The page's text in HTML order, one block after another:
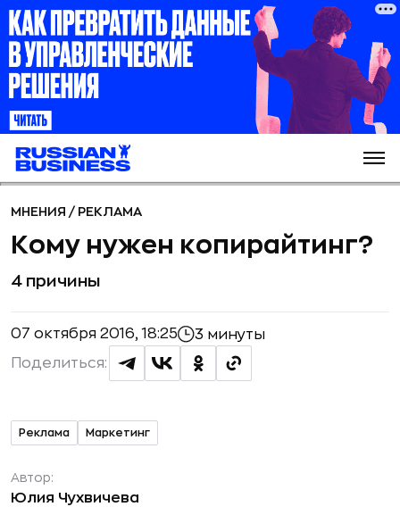
МНЕНИЯ / РЕКЛАМА
Кому нужен копирайтинг?
4 причины
07 октября 2016, 18:25 3 минуты
Поделиться:
Реклама Маркетинг
Автор:
Юлия Чухвичева